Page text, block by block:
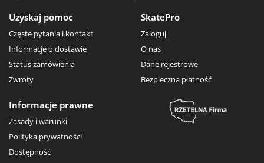
Uzyskaj pomoc
Częste pytania i kontakt
Informacje o dostawie
Status zamówienia
Zwroty
SkatePro
Zaloguj
O nas
Dane rejestrowe
Bezpieczna płatność
Informacje prawne
Zasady i warunki
Polityka prywatności
Dostępność